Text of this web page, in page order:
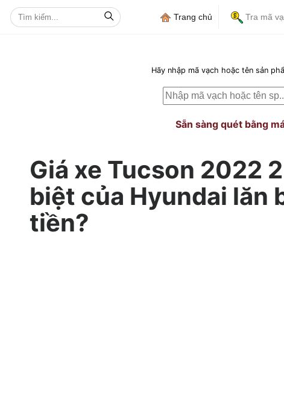
Trang chủ Tra mã
Hãy nhập mã vạch hoặc tên sản
Sẵn sàng quét bằng
Giá xe Tucson 2022
biệt của Hyundai lăn
tiền?